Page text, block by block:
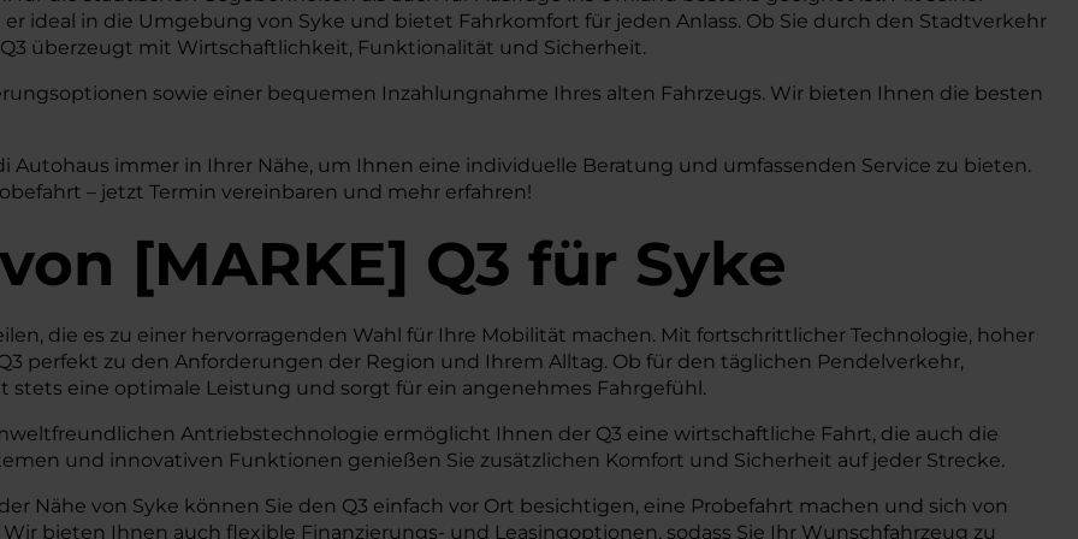
ideal in die Umgebung von Syke und bietet Fahrkomfort für jeden Anlass. Ob Sie durch den Stadtverkehr
überzeugt mit Wirtschaftlichkeit, Funktionalität und Sicherheit.
sowie einer bequemen Inzahlungnahme Ihres alten Fahrzeugs. Wir bieten Ihnen die besten
Autohaus immer in Ihrer Nähe, um Ihnen eine individuelle Beratung und umfassenden Service zu bieten.
– jetzt Termin vereinbaren und mehr erfahren!
von [MARKE] Q3 für Syke
die es zu einer hervorragenden Wahl für Ihre Mobilität machen. Mit fortschrittlicher Technologie, hoher
perfekt zu den Anforderungen der Region und Ihrem Alltag. Ob für den täglichen Pendelverkehr,
stets eine optimale Leistung und sorgt für ein angenehmes Fahrgefühl.
Antriebstechnologie ermöglicht Ihnen der Q3 eine wirtschaftliche Fahrt, die auch die
und innovativen Funktionen genießen Sie zusätzlichen Komfort und Sicherheit auf jeder Strecke.
Nähe von Syke können Sie den Q3 einfach vor Ort besichtigen, eine Probefahrt machen und sich von
bieten Ihnen auch flexible Finanzierungs- und Leasingoptionen, sodass Sie Ihr Wunschfahrzeug zu